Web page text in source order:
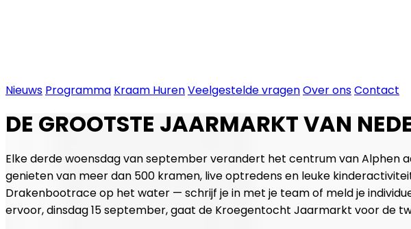
Nieuws Programma Kraam HurenVeelgestelde vragenOver onsContact
DE GROOTSTE JAARMARKT VAN
Elke derde woensdag van september verandert het centrum van Alphen
genieten van meer dan 500 kramen, live optredens en leuke
Drakenbootrace op het water — schrijf je in met je team of meld je
ervoor, dinsdag 15 september, gaat de Kroegentocht Jaarmarkt voor de